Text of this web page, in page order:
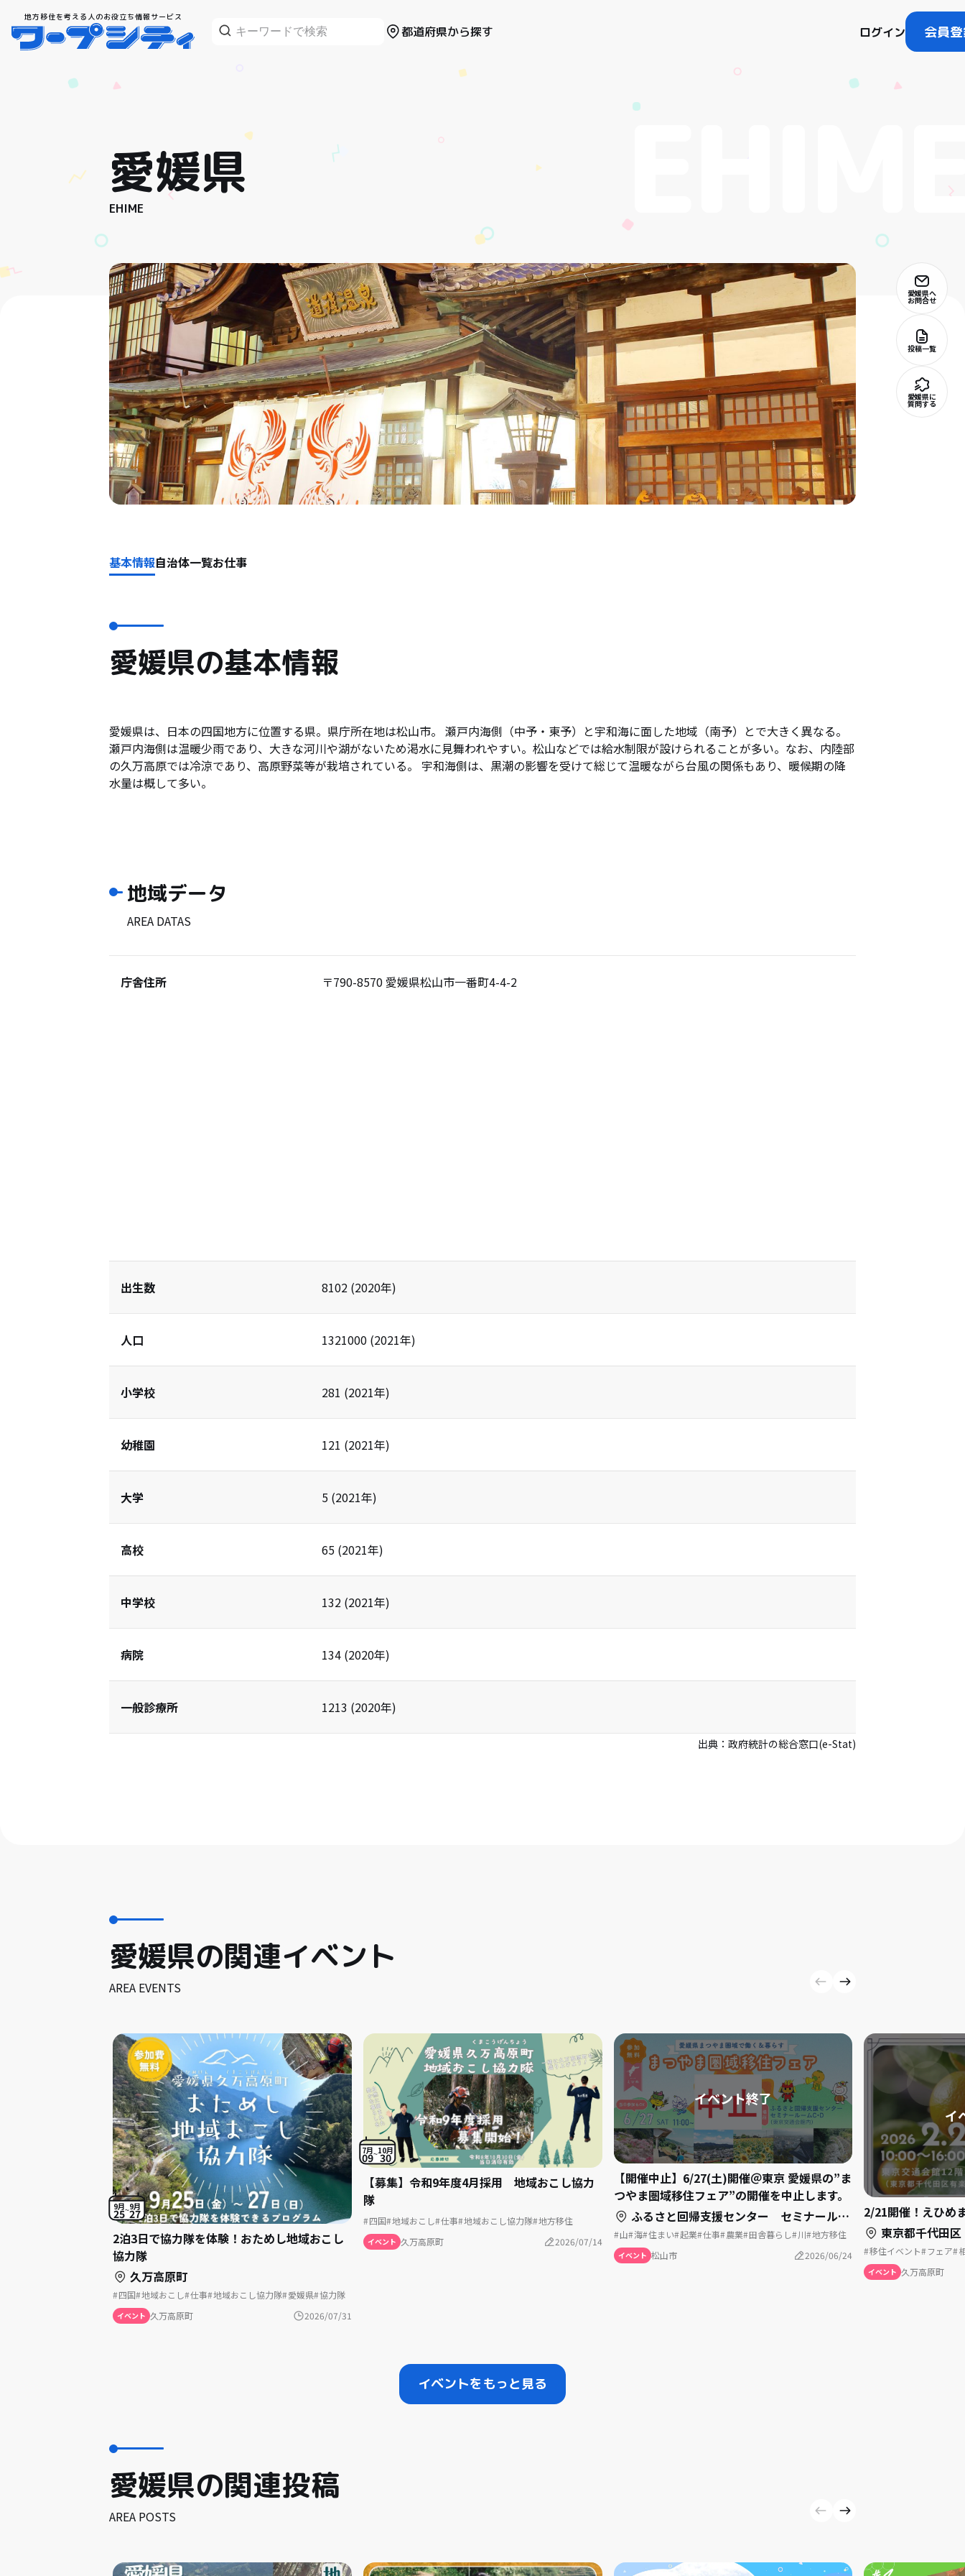
地方移住を考える人のお役立ち情報サービス
都道府県から探す ログイン 会員
愛媛県へ
お問合せ
投稿一覧
愛媛県に
質問する
愛媛県
EHIME
基本情報自治体一覧お仕事
愛媛県の基本情報
愛媛県は、日本の四国地方に位置する県。県庁所在地は松山市。 瀬戸内海側（中予・東予）と宇和海に面した地域（南予）とで大きく異なる。
瀬戸内海側は温暖少雨であり、大きな河川や湖がないため渇水に見舞われやすい。松山などでは給水制限が設けられることが多い。なお、内陸部
の久万高原では冷涼であり、高原野菜等が栽培されている。 宇和海側は、黒潮の影響を受けて総じて温暖ながら台風の関係もあり、暖候期の降
水量は概して多い。
地域データ
AREA DATAS
庁舎住所 〒790-8570 愛媛県松山市一番町4-4-2
出生数 8102 (2020年)
人口 1321000 (2021年)
小学校 281 (2021年)
幼稚園 121 (2021年)
大学 5 (2021年)
高校 65 (2021年)
中学校 132 (2021年)
病院 134 (2020年)
一般診療所 1213 (2020年)
出典： 政府統計の総合窓口(e-Stat)
愛媛県の関連イベント
AREA EVENTS
9月
25
9月
27
2泊3日で協力隊を体験！おためし地域おこし
協力隊
久万高原町
四国 地域おこし 仕事 地域おこし協力隊 愛媛県 協力隊
イベント 久万高原町 2026/07/31
7月
09
10月
30
【募集】令和9年度4月採用 地域おこし協力
隊
四国 地域おこし 仕事 地域おこし協力隊 地方移住
イベント 久万高原町 2026/07/14
【開催中止】6/27(土)開催＠東京 愛媛県の”ま
つやま圏域移住フェア”の開催を中止します。
ふるさと回帰支援センター セミナールームCD（東京都千代田区有楽町2丁目10-1 東京交通）
山 海 住まい 起業 仕事 農業 田舎暮らし 川 地方移住
賃貸 対面相談 空き家 移住フェア
イベント 松山市 2026/06/24
2/21開催！えひめ
東京都千代田区（東
移住イベント フェア
イベント 久万高原町
イベントをもっと見る
愛媛県の関連投稿
AREA POSTS